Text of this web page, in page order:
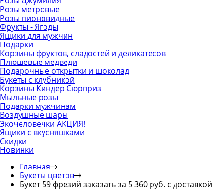
Розы метровые
Розы пионовидные
Фрукты - Ягоды
Ящики для мужчин
Подарки
Корзины фруктов, сладостей и деликатесов
Плюшевые медведи
Подарочные открытки и шоколад
Букеты с клубникой
Корзины Киндер Сюрприз
Мыльные розы
Подарки мужчинам
Воздушные шары
Экочеловечки АКЦИЯ!
Ящики с вкусняшками
Скидки
Новинки
Главная
Букеты цветов
Букет 59 фрезий заказать за 5 360 руб. с доставкой